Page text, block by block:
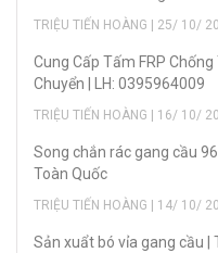
TRIỆU TIẾN HOÀNG | 25/ 10/
Cung Cấp Tấm FRP
Chuyển | LH: 0395964009
TRIỆU TIẾN HOÀNG | 16/ 10/
Song chắn rác gang cầu
Toàn Quốc
TRIỆU TIẾN HOÀNG | 14/ 10/
Sản xuẩt bó vỉa gang cầu |